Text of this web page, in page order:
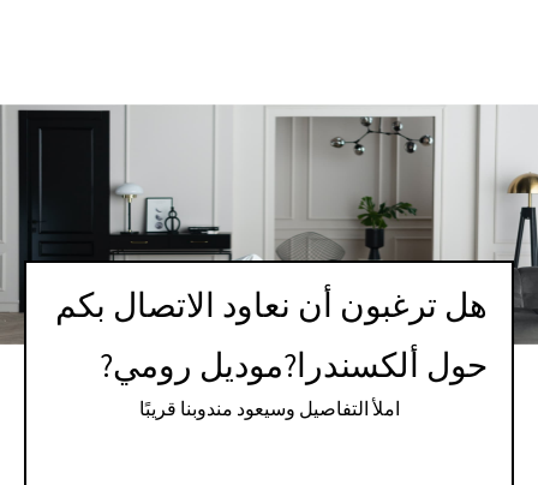
هل ترغبون أن نعاود الاتصال بكم
حول ألكسندرا?موديل رومي?
املأ التفاصيل وسيعود مندوبنا قريبًا